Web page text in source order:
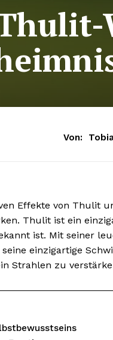
Von:
Effekte von Thulit
Thulit ist ein
ist. Mit seiner
einzigartige
Strahlen zu